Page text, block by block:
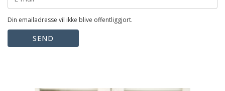
Din emailadresse vil ikke blive offentliggjort.
SEND